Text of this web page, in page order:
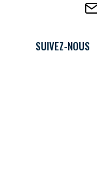
SUIVEZ-NOUS